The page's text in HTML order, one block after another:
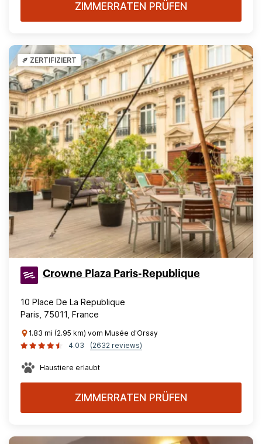
ZIMMERRATEN PRÜFEN
ZERTIFIZIERT
Crowne Plaza Paris-Republique
10 Place De La Republique
Paris, 75011, France
1.83 mi (2.95 km) vom Musée d'Orsay
4.03
(2632 reviews)
Haustiere erlaubt
ZIMMERRATEN PRÜFEN